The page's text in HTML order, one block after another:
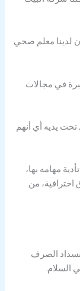
لدينا معلم صحي
في مجالات
تحت يديه أي أنهم
مهامه بها،
احترافية، من
الصرف
السلام.